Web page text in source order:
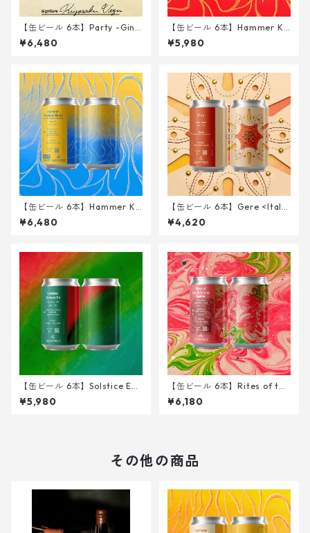
【缶ビール 6本】Party -Ging
er Gose- <Imperial Gose w/
Ginger, Okinawan Cinnamo
¥6,480
【缶ビール 6本】Hammer Kr
ushed Brain <Triple IPA> 34
0ml
¥5,980
【缶ビール 6本】Hammer Kr
ushed Brain - Fresh Hop Be
yond the Pacific ver. - <Trip
¥6,480
【缶ビール 6本】Gere <Italia
n Pilsner> 340ml
¥4,620
【缶ビール 6本】Solstice Ech
oes on <West Coast IPA> 34
0ml
¥5,980
【缶ビール 6本】Rites of the
Witching Nektar < Sour IPA
w/ Peach > 340ml
¥6,180
その他の商品